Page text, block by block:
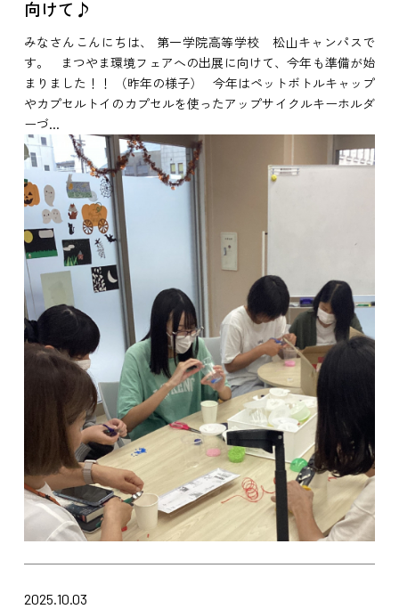
向けて♪
みなさんこんにちは、 第一学院高等学校 松山キャンパスで
す。 まつやま環境フェアへの出展に向けて、今年も準備が始
まりました！！ （昨年の様子） 今年はペットボトルキャップ
やカプセルトイのカプセルを使ったアップサイクルキーホルダ
ーづ...
2025.10.03